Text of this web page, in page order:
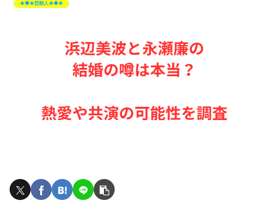
★◆★芸能人★◆★